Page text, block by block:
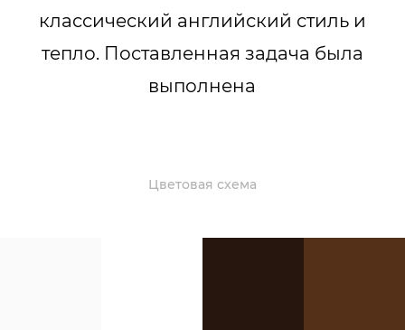
классический английский стиль и
тепло. Поставленная задача была
выполнена